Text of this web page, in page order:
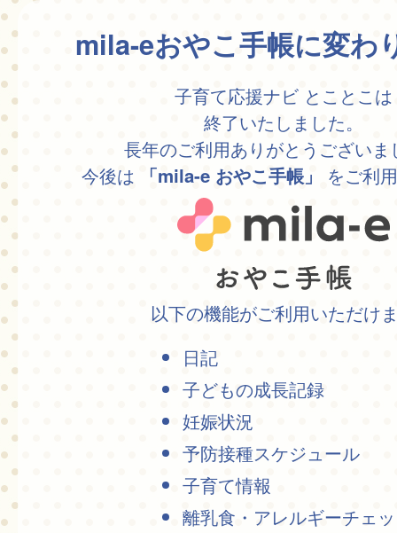
mila-eおやこ手帳に変わ
子育て応援ナビ とことこは
終了いたしました。
長年のご利用ありがとうございま
今後は
「mila-e おやこ手帳」 をご利
以下の機能がご利用いただけ
日記
子どもの成長記録
妊娠状況
予防接種スケジュール
子育て情報
離乳食・アレルギーチェ